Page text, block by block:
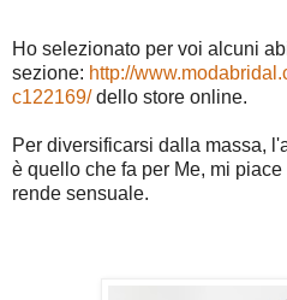
Ho selezionato per voi alcuni
sezione: http://
c122169/dello store online.
Per diversificarsi dalla massa,
è quello che fa per Me, mi
rende sensuale.